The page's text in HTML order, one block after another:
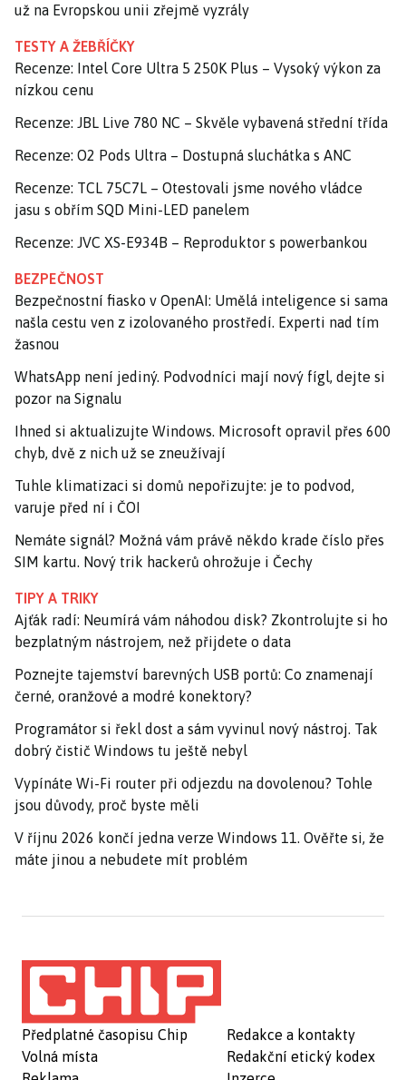
už na Evropskou unii zřejmě vyzrály
TESTY A ŽEBŘÍČKY
Recenze: Intel Core Ultra 5 250K Plus – Vysoký výkon za
nízkou cenu
Recenze: JBL Live 780 NC – Skvěle vybavená střední třída
Recenze: O2 Pods Ultra – Dostupná sluchátka s ANC
Recenze: TCL 75C7L – Otestovali jsme nového vládce
jasu s obřím SQD Mini-LED panelem
Recenze: JVC XS-E934B – Reproduktor s powerbankou
BEZPEČNOST
Bezpečnostní fiasko v OpenAI: Umělá inteligence si sama
našla cestu ven z izolovaného prostředí. Experti nad tím
žasnou
WhatsApp není jediný. Podvodníci mají nový fígl, dejte si
pozor na Signalu
Ihned si aktualizujte Windows. Microsoft opravil přes 600
chyb, dvě z nich už se zneužívají
Tuhle klimatizaci si domů nepořizujte: je to podvod,
varuje před ní i ČOI
Nemáte signál? Možná vám právě někdo krade číslo přes
SIM kartu. Nový trik hackerů ohrožuje i Čechy
TIPY A TRIKY
Ajťák radí: Neumírá vám náhodou disk? Zkontrolujte si ho
bezplatným nástrojem, než přijdete o data
Poznejte tajemství barevných USB portů: Co znamenají
černé, oranžové a modré konektory?
Programátor si řekl dost a sám vyvinul nový nástroj. Tak
dobrý čistič Windows tu ještě nebyl
Vypínáte Wi-Fi router při odjezdu na dovolenou? Tohle
jsou důvody, proč byste měli
V říjnu 2026 končí jedna verze Windows 11. Ověřte si, že
máte jinou a nebudete mít problém
Předplatné časopisu Chip
Volná místa
Redakce a kontakty
Redakční etický kodex